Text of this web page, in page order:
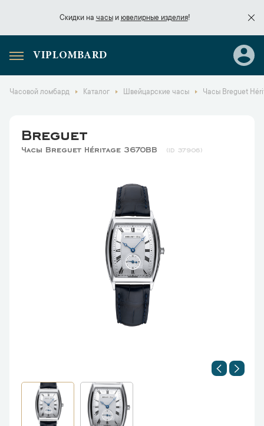
Скидки на часыи ювелирные изделия!
Скидки начасы
VIPLOMBARD
Часовой ломбард Каталог Швейцарские часы Часы Breguet
Breguet
Часы Breguet Héritage 3670BB 37906